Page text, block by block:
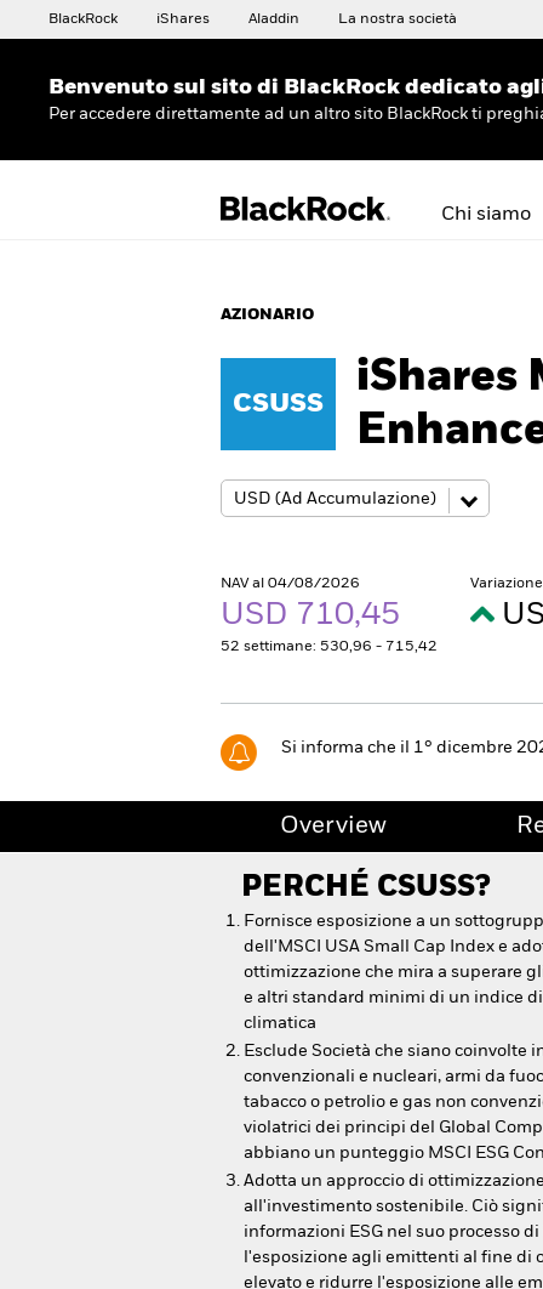
BlackRock iShares Aladdin La nostra società
Benvenuto sul sito di BlackRock dedicato
Per accedere direttamente ad un altro sito BlackRock ti
Chi siamo
AZIONARIO
CSUSS
iShares
NAV al 04/08/2026
USD 710,45
52 settimane: 530,96 - 715,42
Si informa che il 1° dicembre
Overview
PERCHÉ CSUSS?
Fornisce esposizione a un
dell'MSCI USA Small Cap Index e
ottimizzazione che mira a superare
e altri standard minimi di un indice
climatica
Esclude Società che siano coinvolte
convenzionali e nucleari, armi da
tabacco o petrolio e gas non
violatrici dei principi del Global
abbiano un punteggio MSCI ESG
Adotta un approccio di
all'investimento sostenibile. Ciò
informazioni ESG nel suo processo
l'esposizione agli emittenti al fine di
elevato e ridurre l'esposizione alle